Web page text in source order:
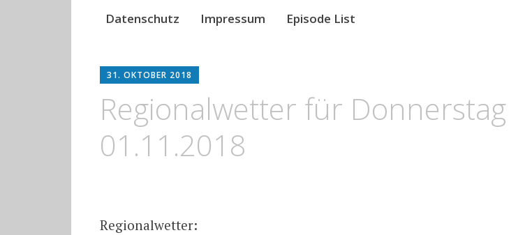
springen
Datenschutz Impressum Episode List
31. OKTOBER 2018
Regionalwetter für Donnerstag
01.11.2018
Regionalwetter: